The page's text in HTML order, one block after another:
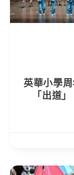
英華小學
「出道